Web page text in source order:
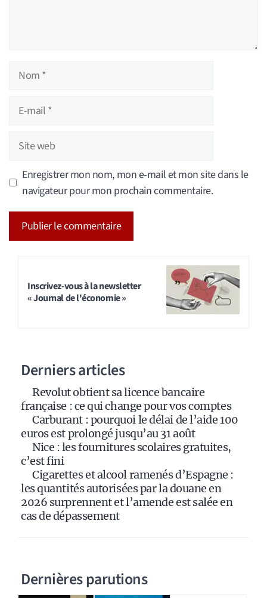
Nom
Site
web
Enregistrer mon nom, mon e-mail et mon site dans le
navigateur pour mon prochain commentaire.
Inscrivez-vous à la newsletter
« Journal de l'économie »
Derniers articles
Revolut obtient sa licence bancaire
française : ce qui change pour vos comptes
Carburant : pourquoi le délai de l’aide 100
euros est prolongé jusqu’au 31 août
Nice : les fournitures scolaires gratuites,
c’est fini
Cigarettes et alcool ramenés d’Espagne :
les quantités autorisées par la douane en
2026 surprennent et l’amende est salée en
cas de dépassement
Dernières parutions